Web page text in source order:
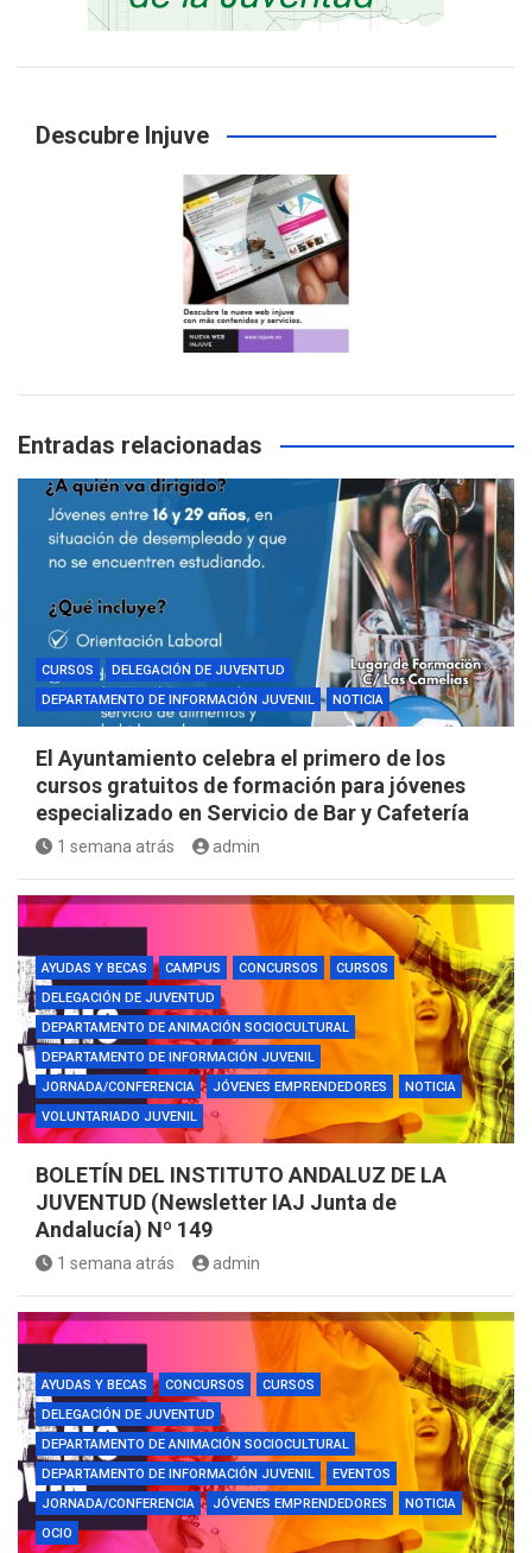
Descubre Injuve
Entradas relacionadas
CURSOS
DELEGACIÓN DE JUVENTUD
DEPARTAMENTO DE INFORMACIÓN JUVENIL
NOTICIA
El Ayuntamiento celebra el primero de los
cursos gratuitos de formación para jóvenes
especializado en Servicio de Bar y Cafetería
1 semana atrás admin
AYUDAS Y BECAS CAMPUS CONCURSOS
CURSOS
DELEGACIÓN DE JUVENTUD
DEPARTAMENTO DE ANIMACIÓN SOCIOCULTURAL
DEPARTAMENTO DE INFORMACIÓN JUVENIL
JORNADA/CONFERENCIA
JÓVENES EMPRENDEDORES
NOTICIA
VOLUNTARIADO JUVENIL
BOLETÍN DEL INSTITUTO ANDALUZ DE LA
JUVENTUD (Newsletter IAJ Junta de
Andalucía) Nº 149
1 semana atrás admin
AYUDAS Y BECAS CONCURSOS
CURSOS
DELEGACIÓN DE JUVENTUD
DEPARTAMENTO DE ANIMACIÓN SOCIOCULTURAL
DEPARTAMENTO DE INFORMACIÓN JUVENIL
EVENTOS
JORNADA/CONFERENCIA
JÓVENES EMPRENDEDORES
NOTICIA
OCIO